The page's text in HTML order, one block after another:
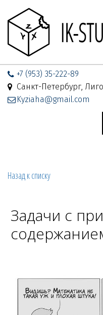
+7 (953) 35-222-89
Санкт-Петербург,
Kyziaha@gmail.com
Назад к списку
Задачи с